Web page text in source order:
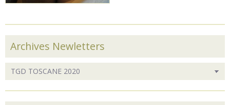
Archives Newletters